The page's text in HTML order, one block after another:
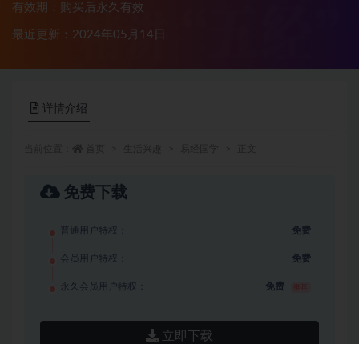
有效期：购买后永久有效
最近更新：2024年05月14日
详情介绍
免费下载
普通用户特权： 免费
会员用户特权： 免费
永久会员用户特权： 免费
立即下载